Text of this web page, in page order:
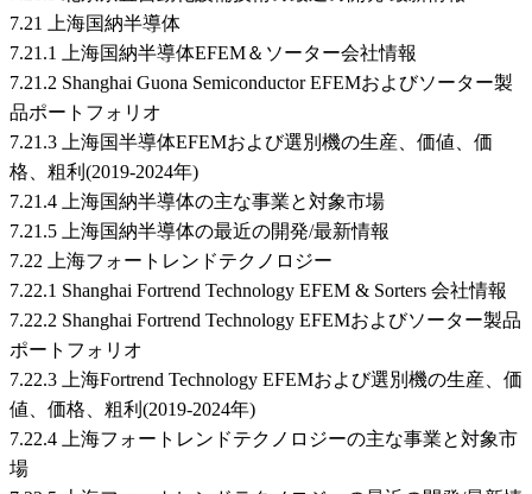
7.21 上海国納半導体
7.21.1 上海国納半導体EFEM＆ソーター会社情報
7.21.2 Shanghai Guona Semiconductor EFEMおよびソーター製
品ポートフォリオ
7.21.3 上海国半導体EFEMおよび選別機の生産、価値、価
格、粗利(2019-2024年)
7.21.4 上海国納半導体の主な事業と対象市場
7.21.5 上海国納半導体の最近の開発/最新情報
7.22 上海フォートレンドテクノロジー
7.22.1 Shanghai Fortrend Technology EFEM & Sorters 会社情報
7.22.2 Shanghai Fortrend Technology EFEMおよびソーター製品
ポートフォリオ
7.22.3 上海Fortrend Technology EFEMおよび選別機の生産、価
値、価格、粗利(2019-2024年)
7.22.4 上海フォートレンドテクノロジーの主な事業と対象市
場